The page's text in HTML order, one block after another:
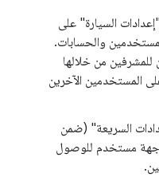
السيارة" على
والحسابات.
من خلالها
المستخدمين الآخرين
السريعة" (ضمن
مستخدم للوصول